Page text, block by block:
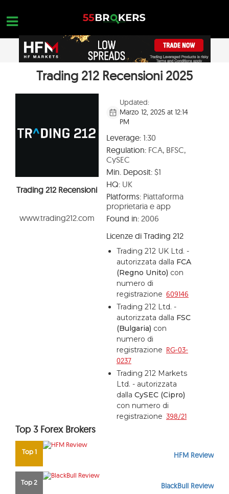
content
PAGINA INIZIALE
RECENSIONI DI BROKER FOREX
FORMAZIONE FOREX
APRI UN ACCOUNT GRATUITO
OPEN A FREE ACCOUNT
Trading 212 Recensioni 2025
Trading 212 Recensioni
www.trading212.com
Updated:
Marzo 12, 2025 at 12:14
PM
Leverage:1:30
Regulation:FCA, BFSC,
CySEC
Min. Deposit:$1
HQ:UK
Platforms:Piattaforma
proprietaria e app
Found in:2006
Licenze di Trading 212
Trading 212 UK Ltd. -
autorizzata dalla FCA
(Regno Unito) con
numero di
registrazione 609146
Trading 212 Ltd. -
autorizzata dalla FSC
(Bulgaria) con
numero di
registrazione RG-03-
0237
Trading 212 Markets
Ltd. - autorizzata
dalla CySEC (Cipro)
con numero di
registrazione 398/21
Top 3 Forex Brokers
Top 1 HFM Review
Top 2 BlackBull Review